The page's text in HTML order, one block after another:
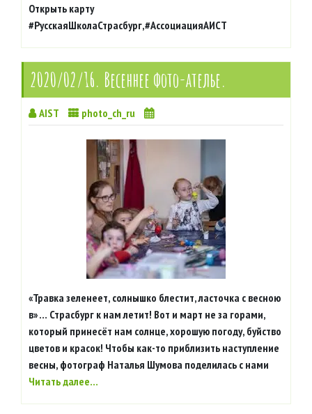
Открыть карту
#РусскаяШколаСтрасбург,#АссоциацияАИСТ
2020/02/16. Весеннее фото-ателье.
AIST photo_ch_ru
«Травка зеленеет, солнышко блестит, ласточка с весною
в» … Страсбург к нам летит! Вот и март не за горами,
который принесёт нам солнце, хорошую погоду, буйство
цветов и красок! Чтобы как-то приблизить наступление
весны, фотограф Наталья Шумова поделилась с нами
Читать далее…